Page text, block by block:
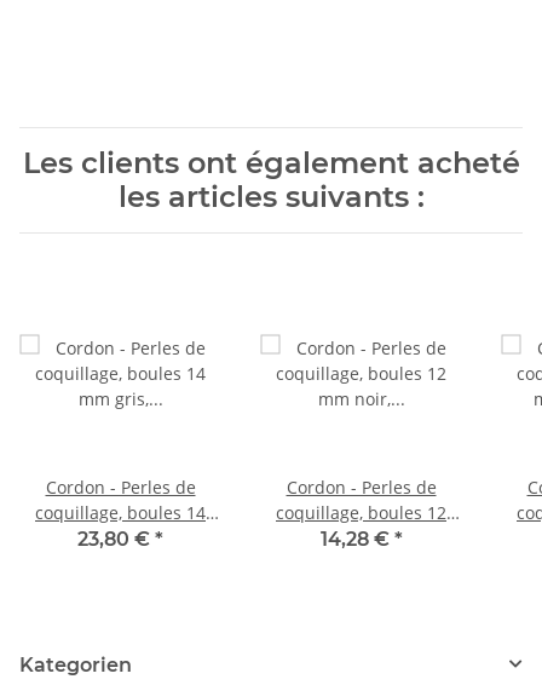
Les clients ont également acheté
les articles suivants :
Cordon - Perles de
coquillage, boules 14
mm gris, longueur 40 cm
23,80 € *
Cordon - Perles de
coquillage, boules 12
mm noir, longueur 41
14,28 € *
Kategorien